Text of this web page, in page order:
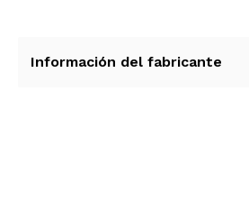
gracias a su tecnología Plug
Información del fabricante